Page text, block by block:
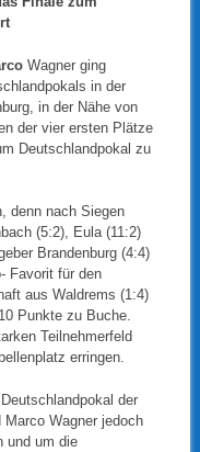
Wagner ging
in der
in der Nähe von
der vier ersten Plätze
Deutschlandpokal zu
denn nach Siegen
(5:2), Eula (11:2)
Brandenburg (4:4)
Favorit für den
aus Waldrems (1:4)
Punkte zu Buche.
Teilnehmerfeld
erringen.
der
Wagner jedoch
und um die